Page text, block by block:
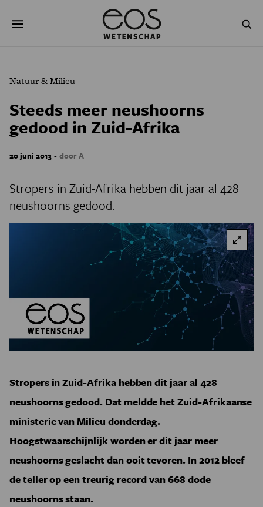
naar
NATUURWETENSCHAPPEN
PSYCHE & BREIN
JONGE UITDAGERS
Natuur & Milieu
Steeds meer neushoorns
gedood in Zuid-Afrika
20 juni 2013 - door A
Stropers in Zuid-Afrika hebben dit jaar al 428
neushoorns gedood.
Stropers in Zuid-Afrika hebben dit jaar al 428
neushoorns gedood. Dat meldde het Zuid-Afrikaanse
ministerie van Milieu donderdag.
Hoogstwaarschijnlijk worden er dit jaar meer
neushoorns geslacht dan ooit tevoren. In 2012 bleef
de teller op een treurig record van 668 dode
neushoorns staan.